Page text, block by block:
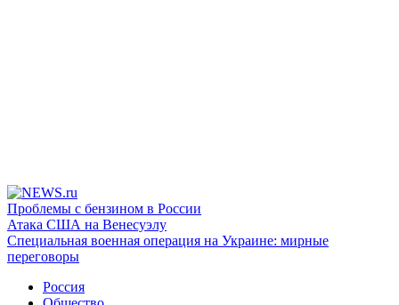
Проблемы с бензином в России
Атака США на Венесуэлу
Специальная военная операция на Украине: мирные
переговоры
Россия